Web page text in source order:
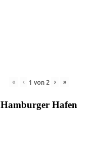
« ‹ 1 von 2 › »
Hamburger Hafen